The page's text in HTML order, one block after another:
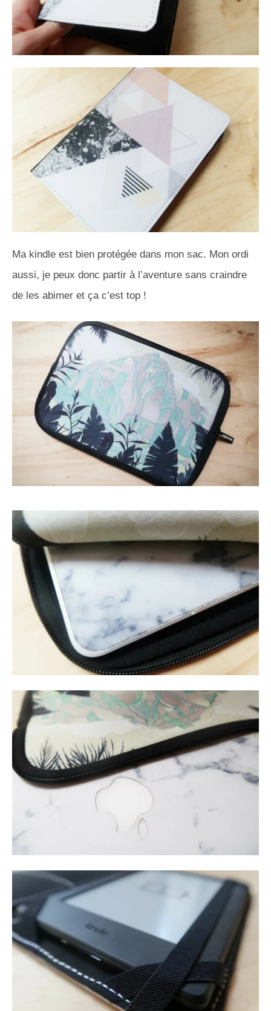
Ma kindle est bien protégée dans mon sac. Mon ordi
aussi, je peux donc partir à l’aventure sans craindre
de les abimer et ça c’est top !